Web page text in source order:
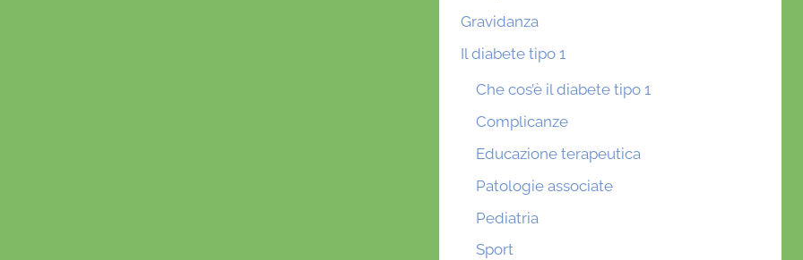
Gravidanza
Il diabete tipo 1
Che cos’è il diabete tipo 1
Complicanze
Educazione terapeutica
Patologie associate
Pediatria
Sport